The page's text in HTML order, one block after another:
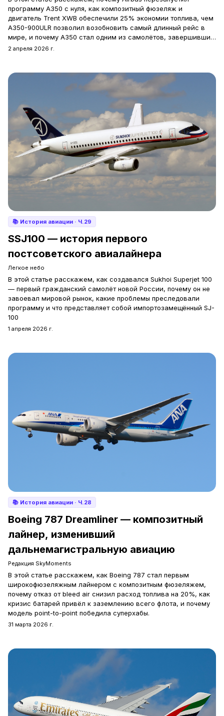
программу A350 с нуля, как композитный фюзеляж и
двигатель Trent XWB обеспечили 25% экономии топлива, чем
A350-900ULR позволил возобновить самый длинный рейс в
мире, и почему A350 стал одним из самолётов, завершивших
эпоху четырёхдвигательных лайнеров.
2 апреля 2026 г.
📚 История авиации · Ч.29
SSJ100 — история первого
постсоветского авиалайнера
Легкое небо
В этой статье расскажем, как создавался Sukhoi Superjet 100
— первый гражданский самолёт новой России, почему он не
завоевал мировой рынок, какие проблемы преследовали
программу и что представляет собой импортозамещённый SJ-
100
1 апреля 2026 г.
📚 История авиации · Ч.28
Boeing 787 Dreamliner — композитный
лайнер, изменивший
дальнемагистральную авиацию
Редакция SkyMoments
В этой статье расскажем, как Boeing 787 стал первым
широкофюзеляжным лайнером с композитным фюзеляжем,
почему отказ от bleed air снизил расход топлива на 20%, как
кризис батарей привёл к заземлению всего флота, и почему
модель point-to-point победила суперхабы.
31 марта 2026 г.